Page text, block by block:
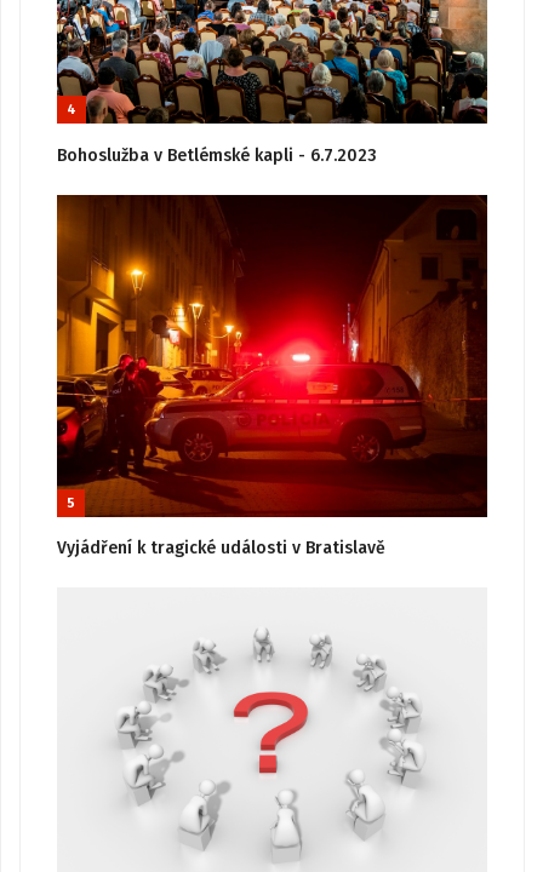
4
Bohoslužba v Betlémské kapli - 6.7.2023
5
Vyjádření k tragické události v Bratislavě